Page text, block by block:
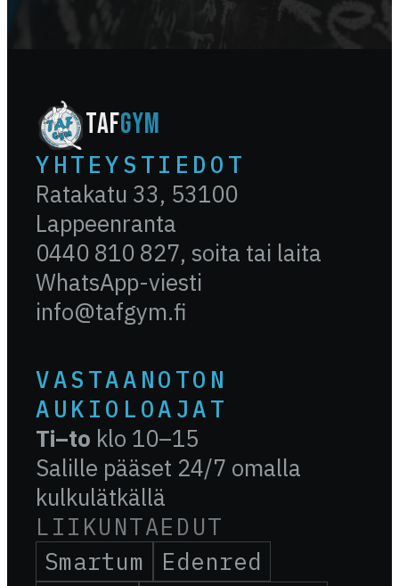
TAFGYM
YHTEYSTIEDOT
Ratakatu 33, 53100
Lappeenranta
0440 810 827, soita tai laita
WhatsApp-viesti
info@tafgym.fi
VASTAANOTON
AUKIOLOAJAT
Ti–to klo 10–15
Salille pääset 24/7 omalla
kulkulätkällä
LIIKUNTAEDUT
Smartum
Edenred